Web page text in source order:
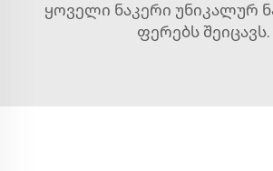
ყოველი ნაკერი უნიკალურ
ფერებს შეიცავს.